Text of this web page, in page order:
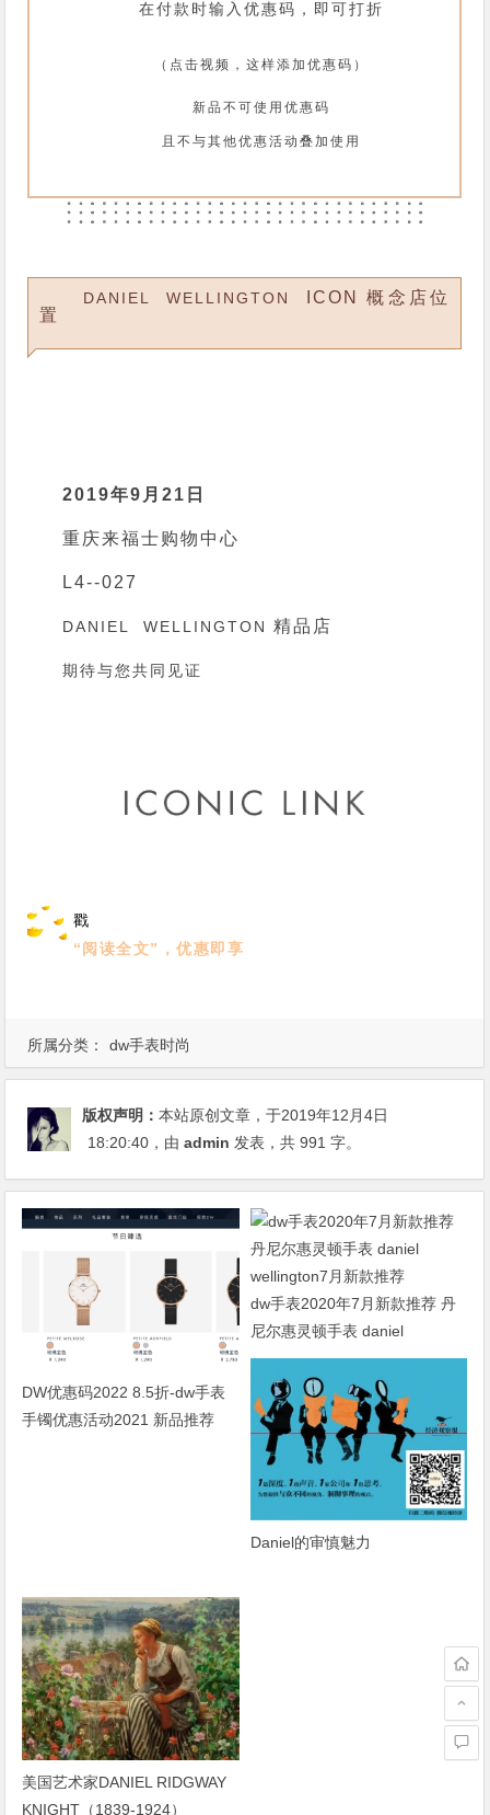
所属分类： dw手表时尚
在付款时输入优惠码，即可打折
（点击视频，这样添加优惠码）
新品不可使用优惠码
且不与其他优惠活动叠加使用
DANIEL WELLINGTON
ICON 概念店位
置
2019年9月21日
重庆来福士购物中心
L4--027
DANIEL WELLINGTON 精品店
期待与您共同见证
戳
“阅读全文” ，优惠即享
版权声明：本站原创文章，于2019年12月4日
18:20:40 ，由admin 发表，共 991 字。
DW优惠码2022 8.5折-dw手表
手镯优惠活动2021 新品推荐
dw手表2020年7月新款推荐 丹
尼尔惠灵顿手表 daniel
wellington7月新款推荐
Daniel的审慎魅力
美国艺术家DANIEL RIDGWAY
KNIGHT（1839-1924）